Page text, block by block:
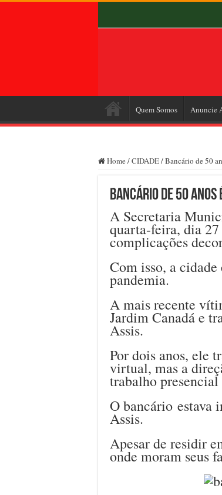
Quem Somos Anuncie
Home /CIDADE/Bancário de 50
Bancário de 50 anos
A Secretaria
quarta-feira, dia
complicações
Com isso, a
pandemia.
A mais recente
Jardim Canadá e
Assis.
Por dois anos, ele
virtual, mas a
trabalho
O bancário estava
Assis.
Apesar de residir
onde moram seus